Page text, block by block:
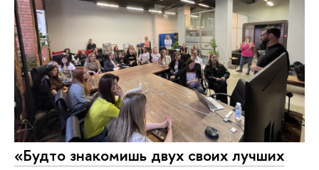
«Будто знакомишь двух своих лучших